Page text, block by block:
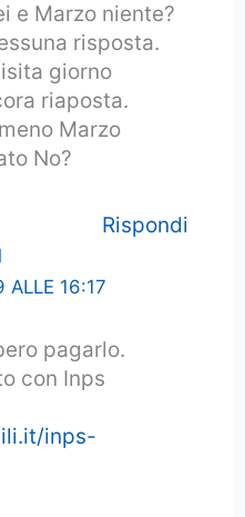
e Marzo niente?
risposta.
giorno
riaposta.
Marzo
No?
Rispondi
ALLE 16:17
pagarlo.
con Inps
inps-